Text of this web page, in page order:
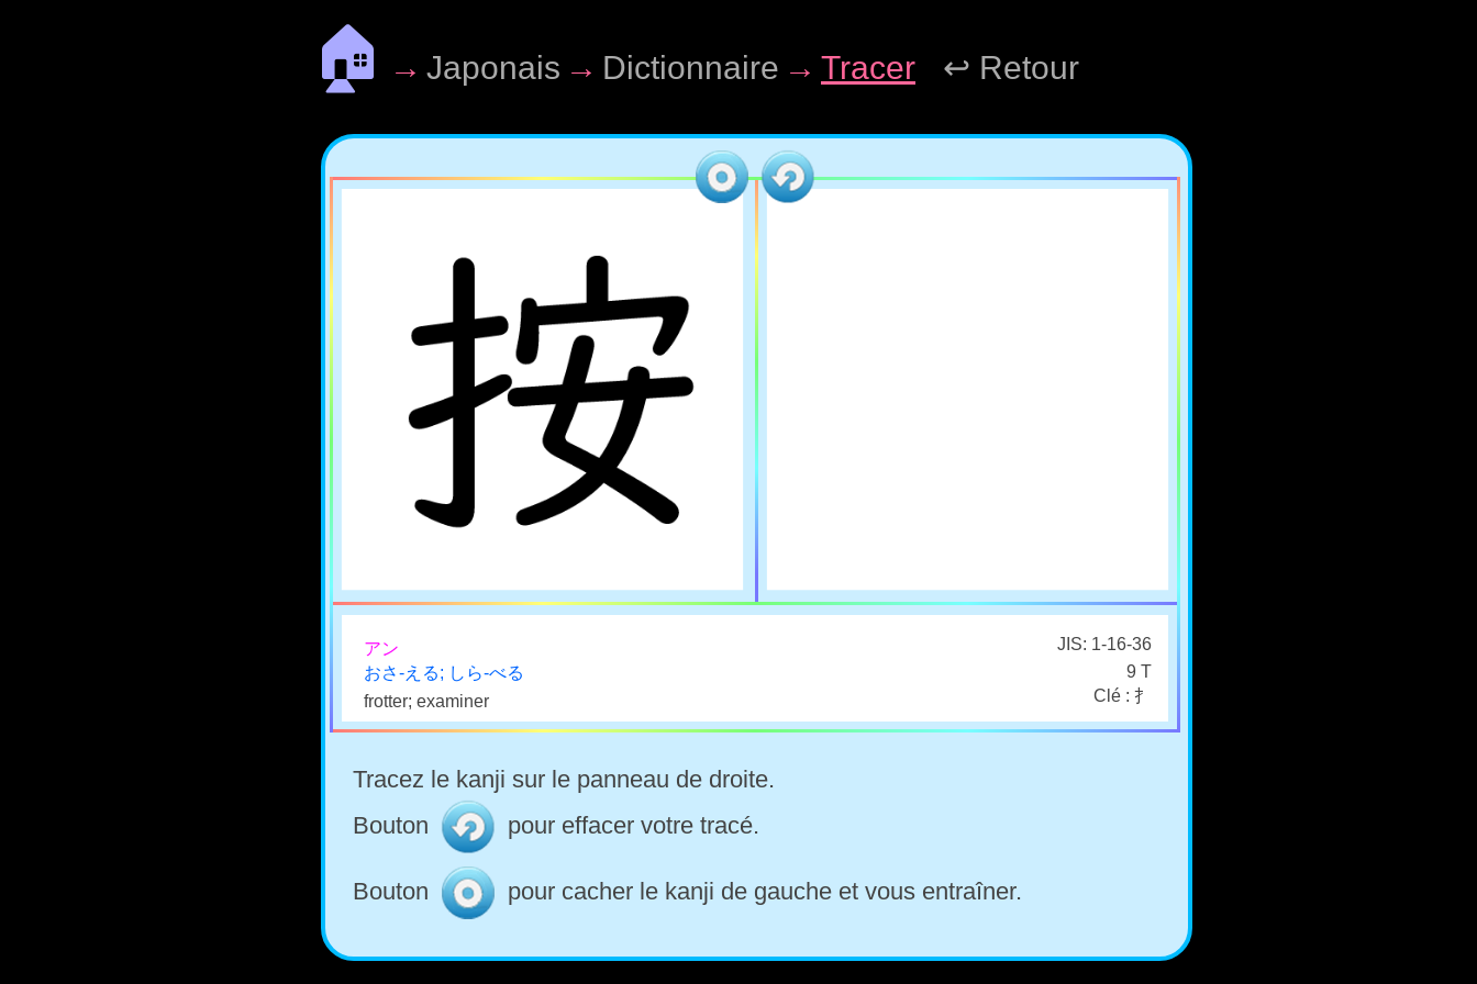
🏠 → Japonais → Dictionnaire → Tracer ↩ Retour
アン
JIS: 1-16-36
おさ-える; しら-べる
9 T
frotter; examiner
Clé : 扌
Tracez le kanji sur le panneau de droite.
Bouton
pour effacer votre tracé.
Bouton pour cacher le kanji de gauche et vous entraîner.